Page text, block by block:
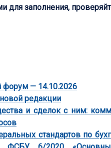
для заполнения,
форум — 14.10.2026
редакции
и сделок с ним:
стандартов по